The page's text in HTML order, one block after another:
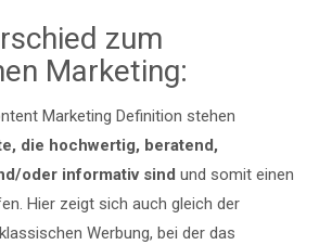
zum
Marketing:
Marketing Definition stehen
die hochwertig, beratend,
oder informativ sind und somit einen
Hier zeigt sich auch gleich der
Werbung, bei der das